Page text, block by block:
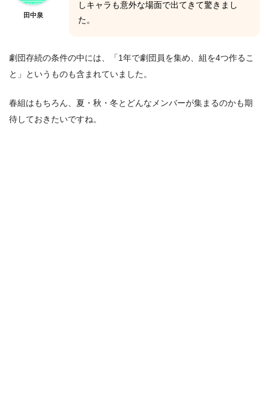
田中泉
しキャラも意外な場面で出てきて驚きまし
た。
劇団存続の条件の中には、「1年で劇団員を集め、組を4つ作るこ
と」というものも含まれていました。
春組はもちろん、夏・秋・冬とどんなメンバーが集まるのかも期
待しておきたいですね。